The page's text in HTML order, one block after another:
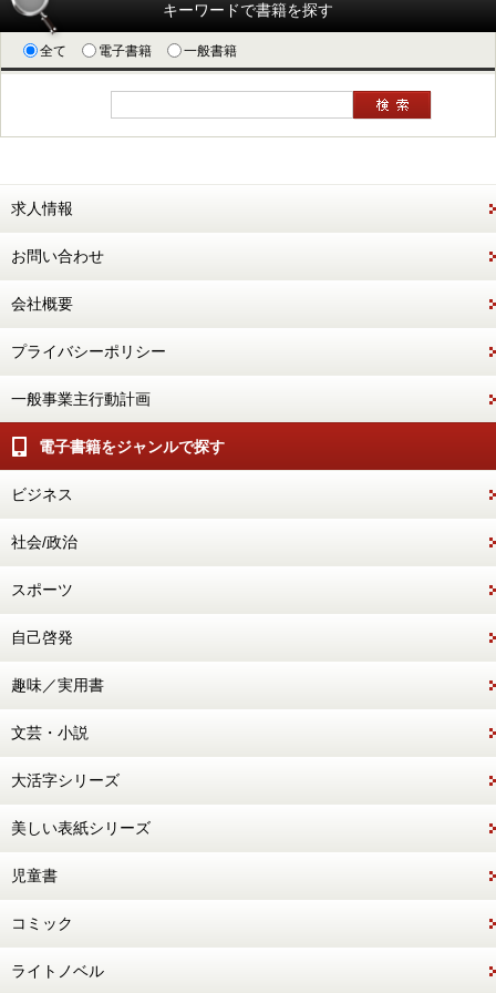
キーワードで書籍を探す
全て 電子書籍 一般書籍
求人情報
お問い合わせ
会社概要
プライバシーポリシー
一般事業主行動計画
電子書籍をジャンルで探す
ビジネス
社会/政治
スポーツ
自己啓発
趣味／実用書
文芸・小説
大活字シリーズ
美しい表紙シリーズ
児童書
コミック
ライトノベル